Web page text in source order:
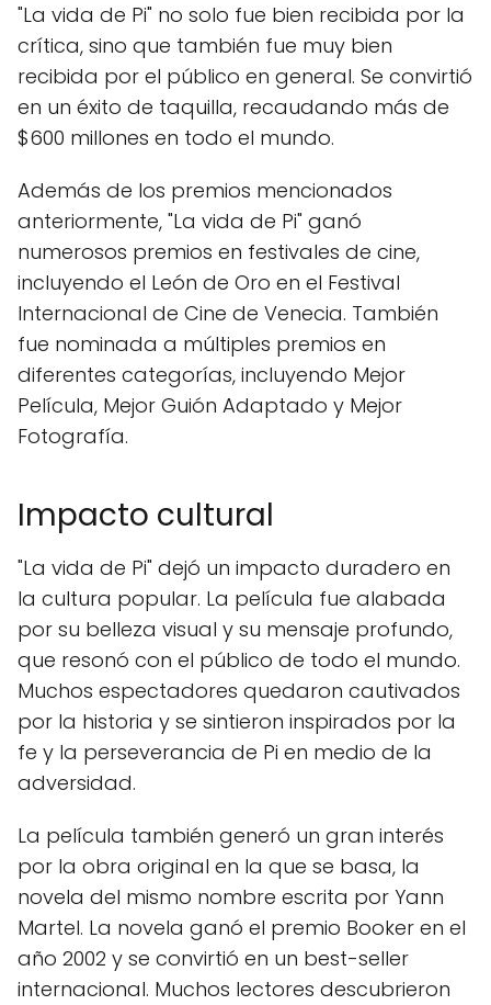
"La vida de Pi" no solo fue bien recibida por la
crítica, sino que también fue muy bien
recibida por el público en general. Se convirtió
en un éxito de taquilla, recaudando más de
$600 millones en todo el mundo.
Además de los premios mencionados
anteriormente, "La vida de Pi" ganó
numerosos premios en festivales de cine,
incluyendo el León de Oro en el Festival
Internacional de Cine de Venecia. También
fue nominada a múltiples premios en
diferentes categorías, incluyendo Mejor
Película, Mejor Guión Adaptado y Mejor
Fotografía.
Impacto cultural
"La vida de Pi" dejó un impacto duradero en
la cultura popular. La película fue alabada
por su belleza visual y su mensaje profundo,
que resonó con el público de todo el mundo.
Muchos espectadores quedaron cautivados
por la historia y se sintieron inspirados por la
fe y la perseverancia de Pi en medio de la
adversidad.
La película también generó un gran interés
por la obra original en la que se basa, la
novela del mismo nombre escrita por Yann
Martel. La novela ganó el premio Booker en el
año 2002 y se convirtió en un best-seller
internacional. Muchos lectores descubrieron